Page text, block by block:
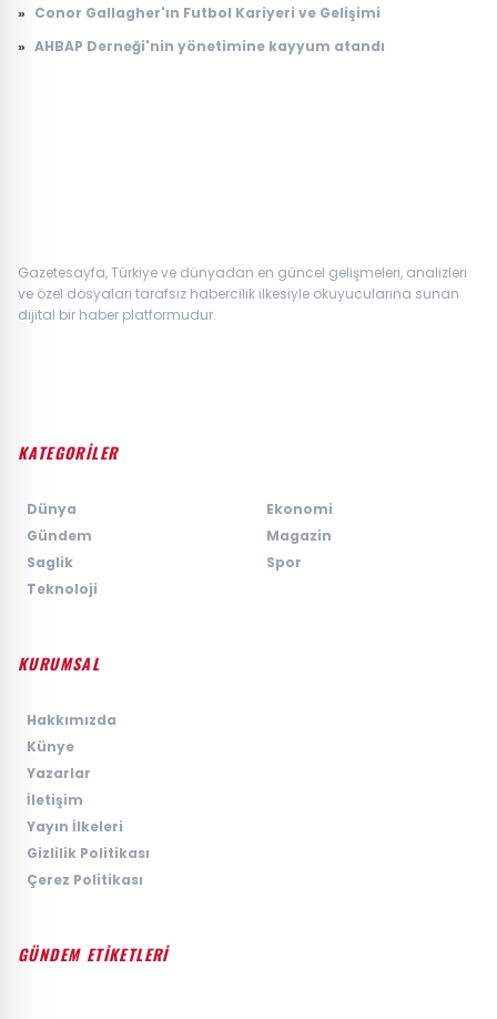
» Conor Gallagher'ın Futbol Kariyeri ve Gelişimi
» AHBAP Derneği'nin yönetimine kayyum atandı
Gazetesayfa, Türkiye ve dünyadan en güncel gelişmeleri, analizleri
ve özel dosyaları tarafsız habercilik ilkesiyle okuyucularına sunan
dijital bir haber platformudur.
KATEGORİLER
Dünya
Ekonomi
Gündem
Magazin
Saglik
Spor
Teknoloji
KURUMSAL
Hakkımızda
Künye
Yazarlar
İletişim
Yayın İlkeleri
Gizlilik Politikası
Çerez Politikası
GÜNDEM ETİKETLERİ